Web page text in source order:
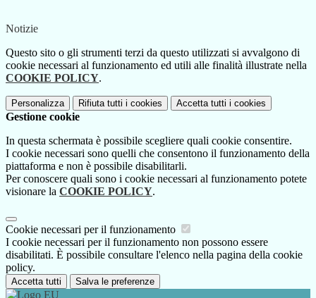
Notizie
Questo sito o gli strumenti terzi da questo utilizzati si avvalgono di
cookie necessari al funzionamento ed utili alle finalità illustrate nella
COOKIE POLICY.
Personalizza Rifiuta tutti i cookies Accetta tutti i cookies
Gestione cookie
In questa schermata è possibile scegliere quali cookie consentire.
I cookie necessari sono quelli che consentono il funzionamento della
piattaforma e non è possibile disabilitarli.
Per conoscere quali sono i cookie necessari al funzionamento potete
visionare la COOKIE POLICY.
Cookie necessari per il funzionamento
I cookie necessari per il funzionamento non possono essere
disabilitati. È possibile consultare l'elenco nella pagina della cookie
policy.
Accetta tutti Salva le preferenze